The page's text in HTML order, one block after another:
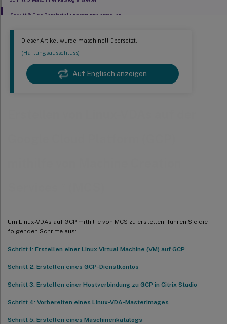
Dieser Artikel wurde maschinell übersetzt.
(Haftungsausschluss)
Auf Englisch anzeigen
Um Linux-VDAs auf GCP mithilfe von MCS zu erstellen, führen Sie die
folgenden Schritte aus:
Schritt 1: Erstellen einer Linux Virtual Machine (VM) auf GCP
Schritt 2: Erstellen eines GCP-Dienstkontos
Schritt 3: Erstellen einer Hostverbindung zu GCP in Citrix Studio
Schritt 4: Vorbereiten eines Linux-VDA-Masterimages
Schritt 5: Erstellen eines Maschinenkatalogs
Schritt 6: Eine Bereitstellungsgruppe erstellen